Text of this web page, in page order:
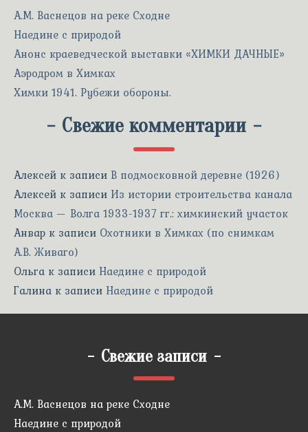
А.М. Васнецов на реке Сходне
Наедине с природой
Анонс краеведческой выставки «ХИМКИ ДАЧНЫЕ»
Аэродром в Химках
Химки 1941. Рубежи обороны.
- Свежие комментарии -
Алексей к записи В подмосковной деревне (1926)
Алексей к записи Из истории строительства канала
Москва — Волга 1933-1937 гг.: химкинский участок
Анвар к записи Охотники в Химках (по снимкам
А.В. Живаго)
Ольга к записи Наедине с природой
Галина к записи Наедине с природой
- Свежие записи -
А.М. Васнецов на реке Сходне
Наедине с природой